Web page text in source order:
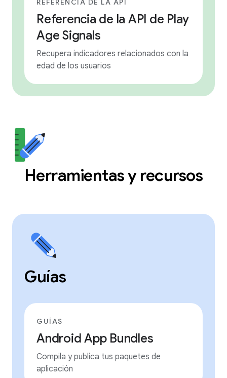
REFERENCIA DE LA API
Referencia de la API de Play
Age Signals
Recupera indicadores relacionados con la
edad de los usuarios
Herramientas y recursos
Guías
GUÍAS
Android App Bundles
Compila y publica tus paquetes de
aplicación